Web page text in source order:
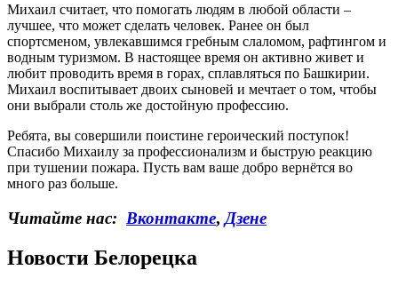
Михаил считает, что помогать людям в любой области –
лучшее, что может сделать человек. Ранее он был
спортсменом, увлекавшимся гребным слаломом, рафтингом и
водным туризмом. В настоящее время он активно живет и
любит проводить время в горах, сплавляться по Башкирии.
Михаил воспитывает двоих сыновей и мечтает о том, чтобы
они выбрали столь же достойную профессию.
Ребята, вы совершили поистине героический поступок!
Спасибо Михаилу за профессионализм и быструю реакцию
при тушении пожара. Пусть вам ваше добро вернётся во
много раз больше.
Читайте нас: Вконтакте, Дзене
Новости Белорецка